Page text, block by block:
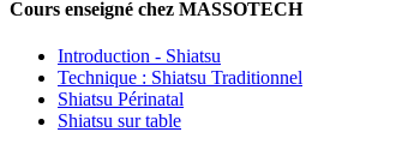
Cours enseigné chez MASSOTECH
Introduction - Shiatsu
Technique : Shiatsu Traditionnel
Shiatsu Périnatal
Shiatsu sur table